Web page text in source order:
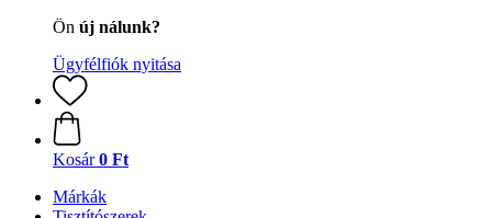
Ön új nálunk?
Ügyfélfiók nyitása
Kosár 0 Ft
Márkák